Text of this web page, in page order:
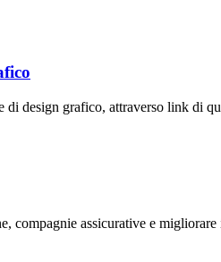
design grafico, attraverso link di
compagnie assicurative e